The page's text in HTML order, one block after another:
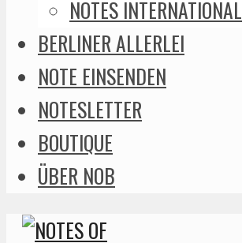
NOTES INTERNATIONAL
BERLINER ALLERLEI
NOTE EINSENDEN
NOTESLETTER
BOUTIQUE
ÜBER NOB